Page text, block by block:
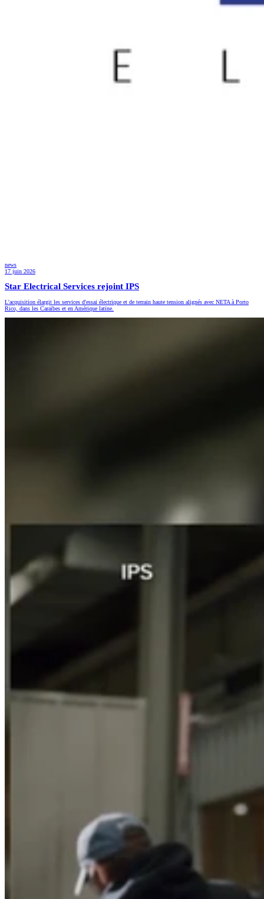
news
17 juin 2026
Star Electrical Services rejoint IPS
L'acquisition élargit les services d'essai électrique et de terrain haute tension alignés avec NETA à Porto
Rico, dans les Caraïbes et en Amérique latine.